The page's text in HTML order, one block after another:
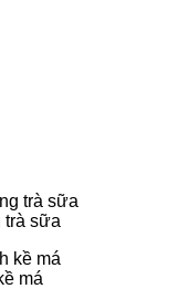
trà sữa
má